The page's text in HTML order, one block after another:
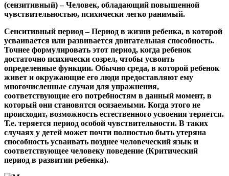
(сензитивный) – Человек, обладающий повышенной
чувствительностью, психически легко ранимый.
Сенситивный период– Период в жизни ребенка, в которой
усваивается или развивается двигательная способность.
Точнее формулировать этот период, когда ребенок
достаточно психически созрел, чтобы усвоить
определенные функции. Обычно среда, в которой ребенок
живет и окружающие его люди предоставляют ему
многочисленные случаи для упражнения,
соответствующие его потребностям в данный момент, в
который они становятся осязаемыми. Когда этого не
происходит, возможность естественного усвоения теряется.
Т.е. теряется период особой чувствительности. В таких
случаях у детей может почти полностью быть утеряна
способность усваивать позднее человеческий язык и
соответствующее человеку поведение (Критический
период в развитии ребенка).